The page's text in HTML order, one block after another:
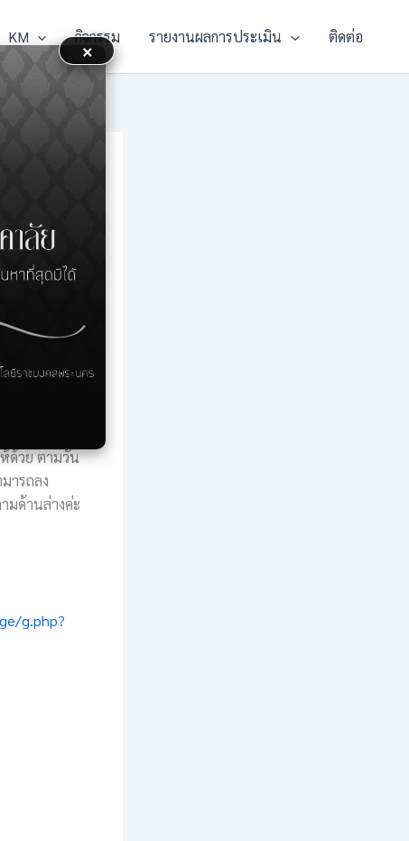
×
KM กิจกรรม รายงานผลการประเมิน ติดต่อ
รธุรกิจ ตาม
ด้วย ตามวัน
ารถลง
มด้านล่างค่ะ
g.php?